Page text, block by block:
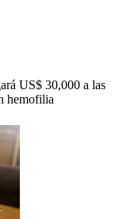
US$ 30,000 a las
hemofilia